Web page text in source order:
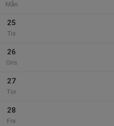
Mån
25
Tis
26
Ons
27
Tor
28
Fre